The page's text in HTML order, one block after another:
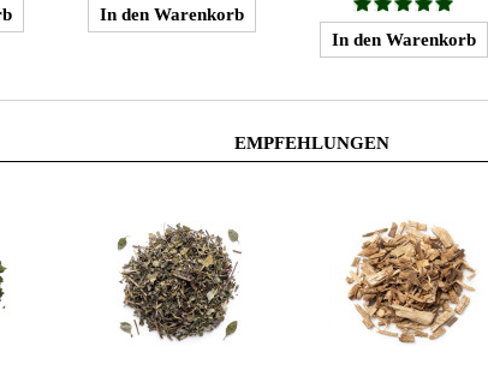
EMPFEHLUNGEN